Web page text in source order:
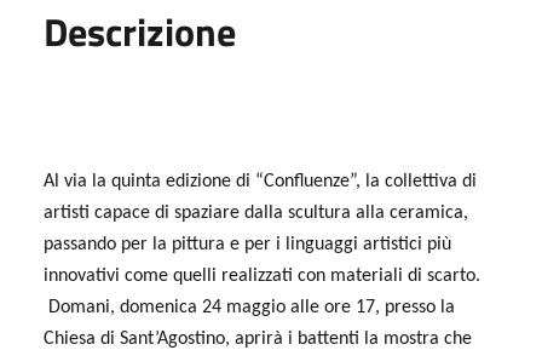
Descrizione
Al via la quinta edizione di “Confluenze”, la collettiva di
artisti capace di spaziare dalla scultura alla ceramica,
passando per la pittura e per i linguaggi artistici più
innovativi come quelli realizzati con materiali di scarto.
Domani, domenica 24 maggio alle ore 17, presso la
Chiesa di Sant’Agostino, aprirà i battenti la mostra che